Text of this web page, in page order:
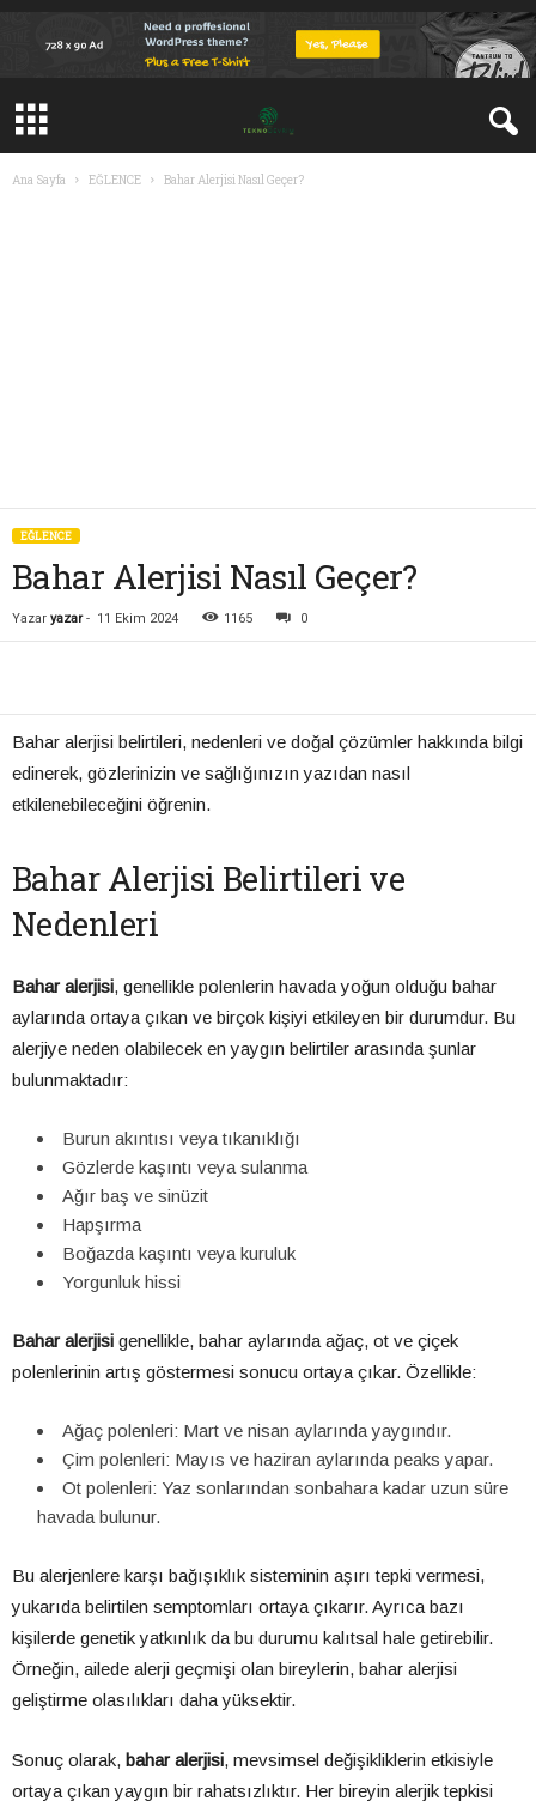
Ana Sayfa EĞLENCE Bahar Alerjisi Nasıl Geçer?
EĞLENCE
Bahar Alerjisi Nasıl Geçer?
Yazar yazar- 11 Ekim 2024 1165 0
Bahar alerjisi belirtileri, nedenleri ve doğal çözümler hakkında bilgi
edinerek, gözlerinizin ve sağlığınızın yazıdan nasıl
etkilenebileceğini öğrenin.
Bahar Alerjisi Belirtileri ve
Nedenleri
Bahar alerjisi, genellikle polenlerin havada yoğun olduğu bahar
aylarında ortaya çıkan ve birçok kişiyi etkileyen bir durumdur. Bu
alerjiye neden olabilecek en yaygın belirtiler arasında şunlar
bulunmaktadır:
Burun akıntısı veya tıkanıklığı
Gözlerde kaşıntı veya sulanma
Ağır baş ve sinüzit
Hapşırma
Boğazda kaşıntı veya kuruluk
Yorgunluk hissi
Bahar alerjisi genellikle, bahar aylarında ağaç, ot ve çiçek
polenlerinin artış göstermesi sonucu ortaya çıkar. Özellikle:
Ağaç polenleri: Mart ve nisan aylarında yaygındır.
Çim polenleri: Mayıs ve haziran aylarında peaks yapar.
Ot polenleri: Yaz sonlarından sonbahara kadar uzun süre
havada bulunur.
Bu alerjenlere karşı bağışıklık sisteminin aşırı tepki vermesi,
yukarıda belirtilen semptomları ortaya çıkarır. Ayrıca bazı
kişilerde genetik yatkınlık da bu durumu kalıtsal hale getirebilir.
Örneğin, ailede alerji geçmişi olan bireylerin, bahar alerjisi
geliştirme olasılıkları daha yüksektir.
Sonuç olarak, bahar alerjisi, mevsimsel değişikliklerin etkisiyle
ortaya çıkan yaygın bir rahatsızlıktır. Her bireyin alerjik tepkisi